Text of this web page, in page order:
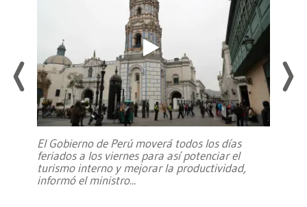
El Gobierno de Perú moverá todos los días
feriados a los viernes para así potenciar el
turismo interno y mejorar la productividad,
informó el ministro...